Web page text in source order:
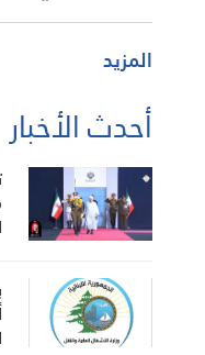
المزيد
أحدث الأخبار